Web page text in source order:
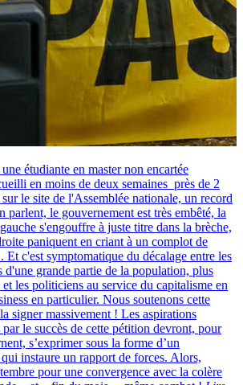
étudiante en master non encartée
en moins de deux semaines près de 2
le site de l'Assemblée nationale, un record
parlent, le gouvernement est très embêté, la
s'engouffre à juste titre dans la brèche,
paniquent en criant à un complot de
Et c'est symptomatique du décalage entre les
d'une grande partie de la population, plus
et les politiciens au service du capitalisme en
en particulier. Nous soutenons cette
signer massivement ! Les aspirations
le succès de cette pétition devront, pour
s’exprimer sous la forme d’un
instaure un rapport de forces. Alors,
pour une convergence avec la colère